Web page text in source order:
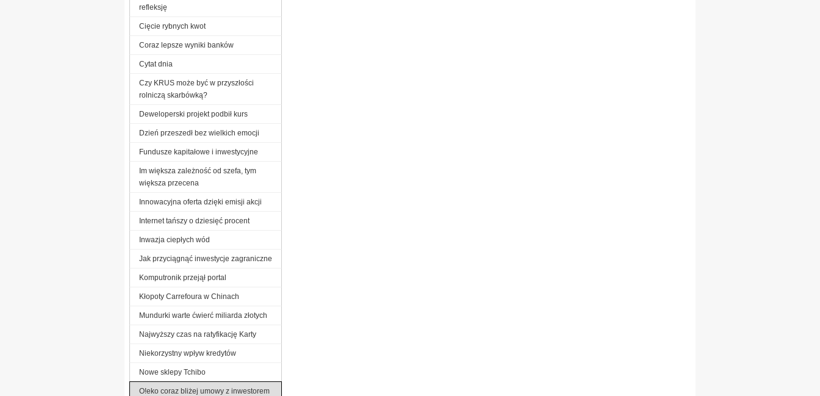
refleksję
Cięcie rybnych kwot
Coraz lepsze wyniki banków
Cytat dnia
Czy KRUS może być w przyszłości
rolniczą skarbówką?
Deweloperski projekt podbił kurs
Dzień przeszedł bez wielkich emocji
Fundusze kapitałowe i inwestycyjne
Im większa zależność od szefa, tym
większa przecena
Innowacyjna oferta dzięki emisji akcji
Internet tańszy o dziesięć procent
Inwazja ciepłych wód
Jak przyciągnąć inwestycje zagraniczne
Komputronik przejął portal
Kłopoty Carrefoura w Chinach
Mundurki warte ćwierć miliarda złotych
Najwyższy czas na ratyfikację Karty
Niekorzystny wpływ kredytów
Nowe sklepy Tchibo
O!eko coraz bliżej umowy z inwestorem